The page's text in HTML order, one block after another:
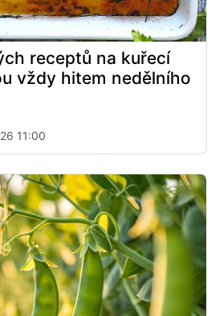
receptů na kuřecí
vždy hitem nedělního
11:00